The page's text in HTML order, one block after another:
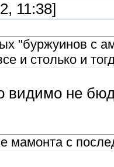
11:38]
"буржуинов с
и столько и
видимо не
мамонта с